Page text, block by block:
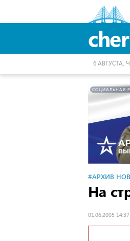
cher
6 АВГУСТА,
СОЦИАЛЬНАЯ
#АРХИВ
На
01.06.2005 14:37